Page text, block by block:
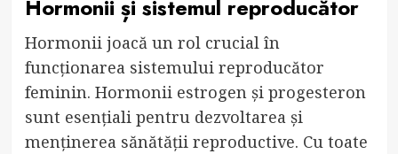
Hormonii și sistemul reproducător
Hormonii joacă un rol crucial în
funcționarea sistemului reproducător
feminin. Hormonii estrogen și progesteron
sunt esențiali pentru dezvoltarea și
menținerea sănătății reproductive. Cu toate